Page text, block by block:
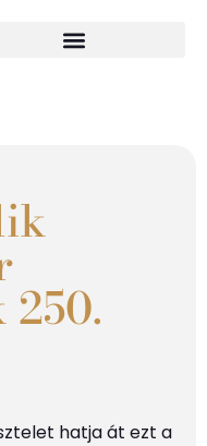
250.
hatja át ezt a